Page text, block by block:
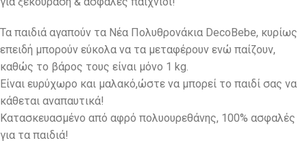
Τα παιδιά αγαπούν τα Νέα Πολυθρονάκια DecoBebe, κυρίως
επειδή μπορούν εύκολα να τα μεταφέρουν ενώ παίζουν,
καθώς το βάρος τους είναι μόνο 1 kg.
Eίναι ευρύχωρο και μαλακό,ώστε να μπορεί το παιδί σας να
κάθεται αναπαυτικά!
Κατασκευασμένο από αφρό πολυουρεθάνης, 100% ασφαλές
για τα παιδιά!